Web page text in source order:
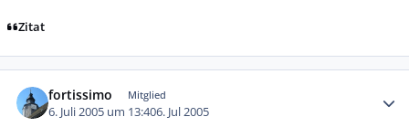
Zitat
fortissimo Mitglied
6. Juli 2005 um 13:406. Jul 2005